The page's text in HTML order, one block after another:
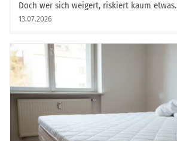
Doch wer sich weigert, riskiert kaum etwas.
13.07.2026